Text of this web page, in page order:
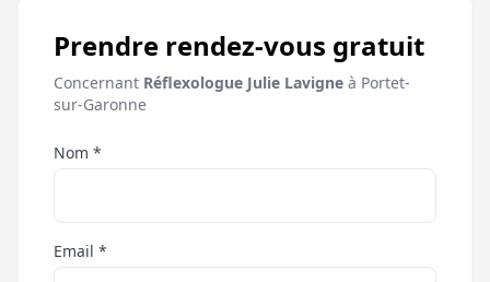
Prendre rendez-vous gratuit
Concernant Réflexologue Julie Lavigne à Portet-
sur-Garonne
Nom *
Email *